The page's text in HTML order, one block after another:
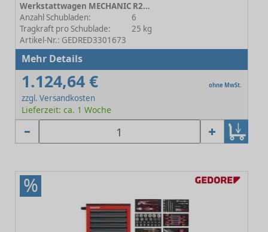
Werkstattwagen MECHANIC R21560004 inkl. Werkzeug
Anzahl Schubladen:
6
Tragkraft pro Schublade:
25 kg
Artikel-Nr.: GEDRED3301673
Mehr Details
1.124,64 € ohne MwSt.
zzgl. Versandkosten
Lieferzeit: ca. 1 Woche
%